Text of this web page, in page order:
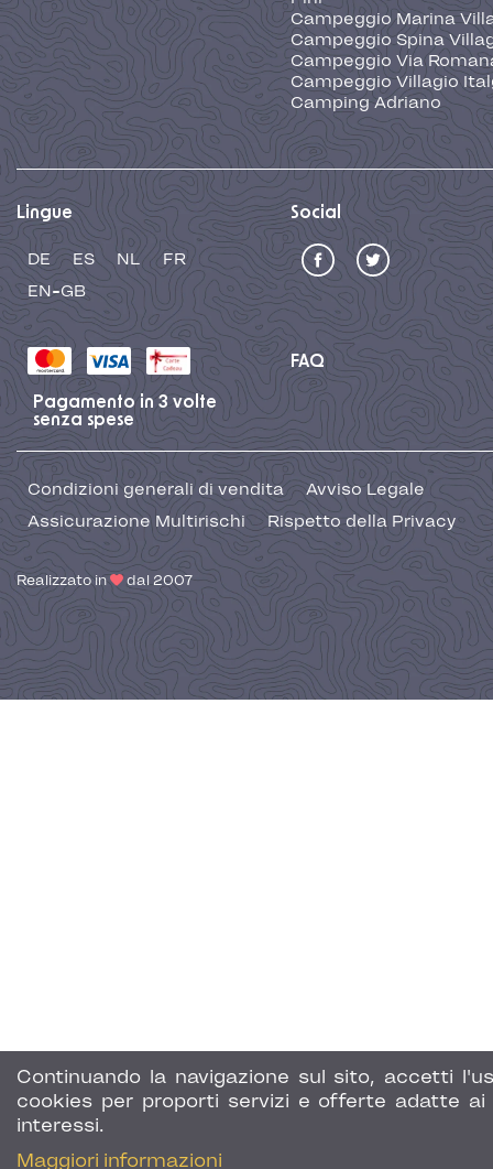
Continuando la navigazione sul sito, accetti
cookies per proporti servizi e offerte adatte ai
interessi.
Maggiori informazioni
Campeggio Marina
Campeggio Spina
Campeggio Via
Campeggio Villagio
Camping Adriano
Lingue
DE ES NL
FR
EN-GB
Social
FAQ
Pagamento in 3 volte
senza spese
Condizioni generali di vendita
Avviso Legale
Assicurazione Multirischi
Rispetto della Privacy
Realizzato in dal 2007